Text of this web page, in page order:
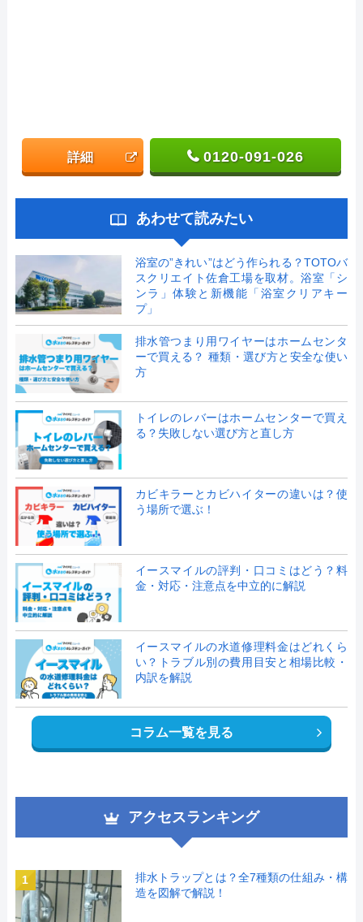
詳細 0120-091-026
あわせて読みたい
浴室の”きれい”はどう作られる？TOTOバ
スクリエイト佐倉工場を取材。浴室「シ
ンラ」体験と新機能「浴室クリアキー
プ」
排水管つまり用ワイヤーはホームセンタ
ーで買える？ 種類・選び方と安全な使い
方
トイレのレバーはホームセンターで買え
る？失敗しない選び方と直し方
カビキラーとカビハイターの違いは？使
う場所で選ぶ！
イースマイルの評判・口コミはどう？料
金・対応・注意点を中立的に解説
イースマイルの水道修理料金はどれくら
い？トラブル別の費用目安と相場比較・
内訳を解説
コラム一覧を見る
アクセスランキング
1
排水トラップとは？全7種類の仕組み・構
造を図解で解説！